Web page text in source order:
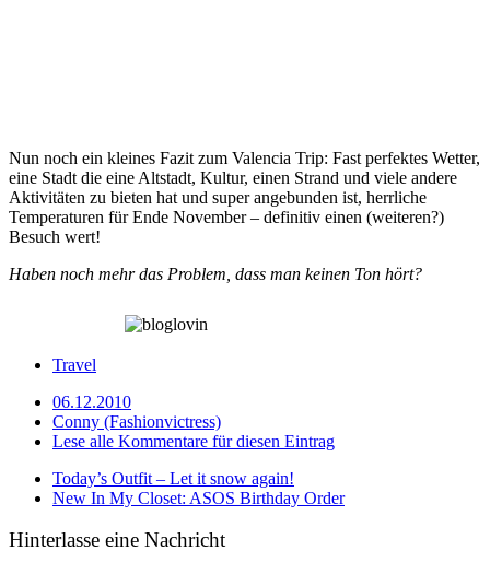
Nun noch ein kleines Fazit zum Valencia Trip: Fast perfektes Wetter,
eine Stadt die eine Altstadt, Kultur, einen Strand und viele andere
Aktivitäten zu bieten hat und super angebunden ist, herrliche
Temperaturen für Ende November – definitiv einen (weiteren?)
Besuch wert!
Haben noch mehr das Problem, dass man keinen Ton hört?
Travel
06.12.2010
Conny (Fashionvictress)
Lese alle Kommentare für diesen Eintrag
Today’s Outfit – Let it snow again!
New In My Closet: ASOS Birthday Order
Hinterlasse eine Nachricht